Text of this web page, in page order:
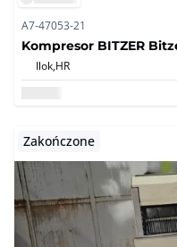
A7-47053-21
Kompresor BITZER
Ilok,HR
Zakończone